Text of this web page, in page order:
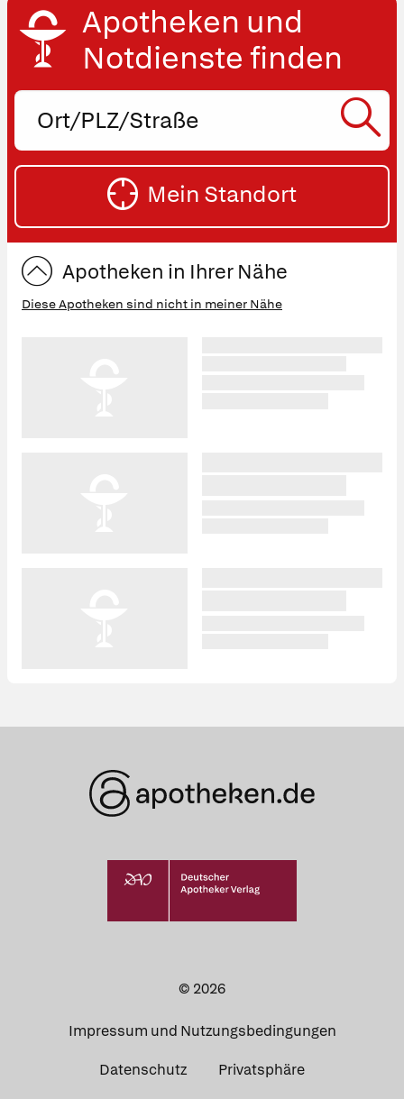
Apotheken und
Notdienste finden
Ort,
oder
Straße
Mein Standort
Apotheken in Ihrer Nähe
Diese Apotheken sind nicht in meiner Nähe
© 2026
Impressum und Nutzungsbedingungen
Datenschutz Privatsphäre